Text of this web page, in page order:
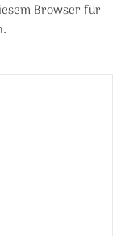
Browser für